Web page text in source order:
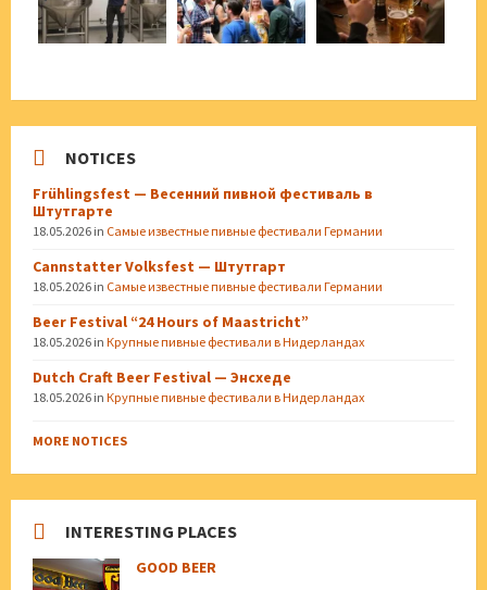
NOTICES
Frühlingsfest — Весенний пивной фестиваль в
Штутгарте
18.05.2026 in Самые известные пивные фестивали Германии
Cannstatter Volksfest — Штутгарт
18.05.2026 in Самые известные пивные фестивали Германии
Beer Festival “24 Hours of Maastricht”
18.05.2026 in Крупные пивные фестивали в Нидерландах
Dutch Craft Beer Festival — Энсхеде
18.05.2026 in Крупные пивные фестивали в Нидерландах
MORE NOTICES
INTERESTING PLACES
GOOD BEER